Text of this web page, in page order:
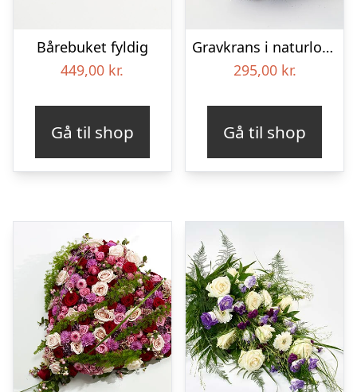
Bårebuket fyldig
449,00 kr.
Gå til shop
Gravkrans i naturlook – Blomster til begravelse
295,00 kr.
Gå til shop